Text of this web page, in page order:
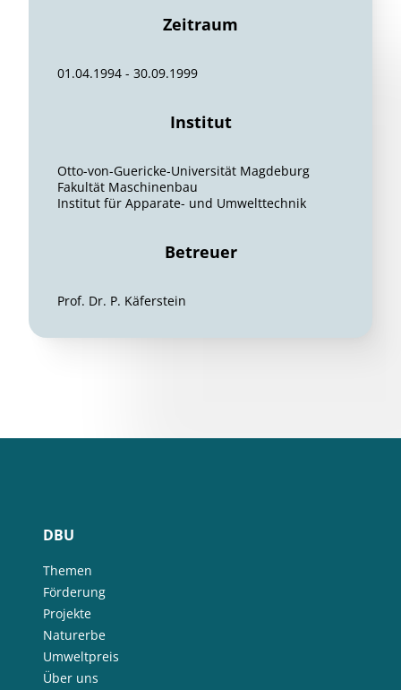
Zeitraum
01.04.1994 - 30.09.1999
Institut
Otto-von-Guericke-Universität Magdeburg
Fakultät Maschinenbau
Institut für Apparate- und Umwelttechnik
Betreuer
Prof. Dr. P. Käferstein
DBU
Themen
Förderung
Projekte
Naturerbe
Umweltpreis
Über uns